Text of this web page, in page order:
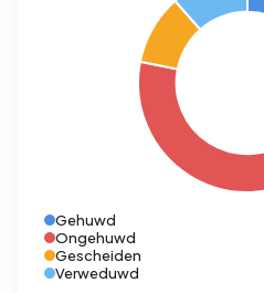
Gehuwd
Ongehuwd
Gescheiden
Verweduwd